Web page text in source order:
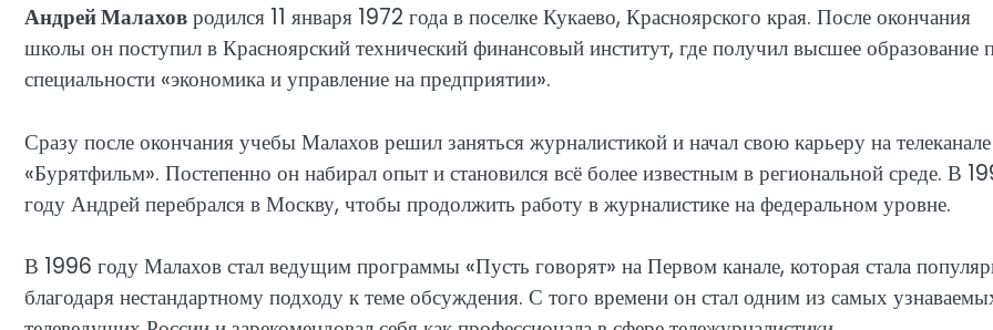
Андрей Малаховродился 11 января 1972 года в поселке Кукаево, Красноярского края. После окончания
школы он поступил в Красноярский технический финансовый институт, где получил высшее образование
специальности «экономика и управление на предприятии».
Сразу после окончания учебы Малахов решил заняться журналистикой и начал свою карьеру на телеканале
«Бурятфильм». Постепенно он набирал опыт и становился всё более известным в региональной среде. В
году Андрей перебрался в Москву, чтобы продолжить работу в журналистике на федеральном уровне.
В 1996 году Малахов стал ведущим программы «Пусть говорят» на Первом канале, которая стала
благодаря нестандартному подходу к теме обсуждения. С того времени он стал одним из самых